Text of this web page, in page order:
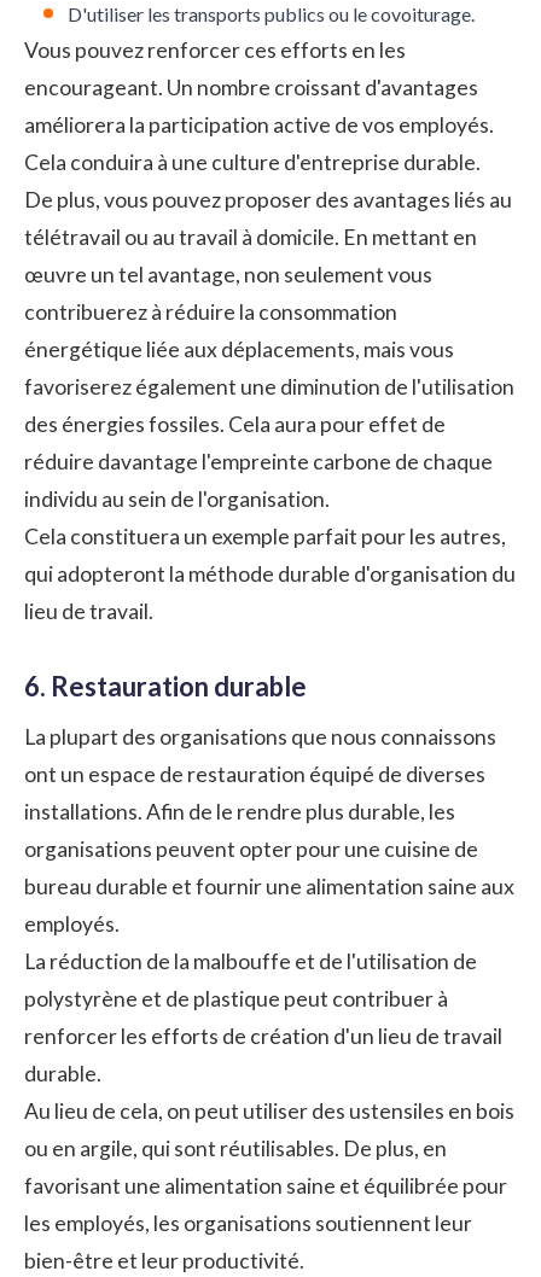
D'utiliser les transports publics ou le covoiturage.
Vous pouvez renforcer ces efforts en les
encourageant. Un nombre croissant d'avantages
améliorera la participation active de vos employés.
Cela conduira à une culture d'entreprise durable.
De plus, vous pouvez proposer des avantages liés au
télétravail ou au travail à domicile. En mettant en
œuvre un tel avantage, non seulement vous
contribuerez à réduire la consommation
énergétique liée aux déplacements, mais vous
favoriserez également une diminution de l'utilisation
des énergies fossiles. Cela aura pour effet de
réduire davantage l'empreinte carbone de chaque
individu au sein de l'organisation.
Cela constituera un exemple parfait pour les autres,
qui adopteront la méthode durable d'organisation du
lieu de travail.
6. Restauration durable
La plupart des organisations que nous connaissons
ont un espace de restauration équipé de diverses
installations. Afin de le rendre plus durable, les
organisations peuvent opter pour une cuisine de
bureau durable et fournir une alimentation saine aux
employés.
La réduction de la malbouffe et de l'utilisation de
polystyrène et de plastique peut contribuer à
renforcer les efforts de création d'un lieu de travail
durable.
Au lieu de cela, on peut utiliser des ustensiles en bois
ou en argile, qui sont réutilisables. De plus, en
favorisant une alimentation saine et équilibrée pour
les employés, les organisations soutiennent leur
bien-être et leur productivité.